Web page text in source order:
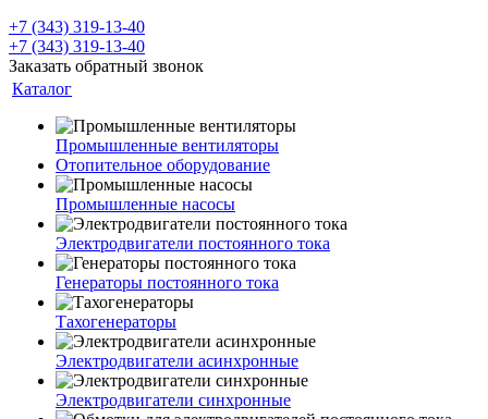
+7 (343) 319-13-40
+7 (343) 319-13-40
Заказать обратный звонок
Каталог
Промышленные вентиляторы
Отопительное оборудование
Промышленные насосы
Электродвигатели постоянного тока
Генераторы постоянного тока
Тахогенераторы
Электродвигатели асинхронные
Электродвигатели синхронные